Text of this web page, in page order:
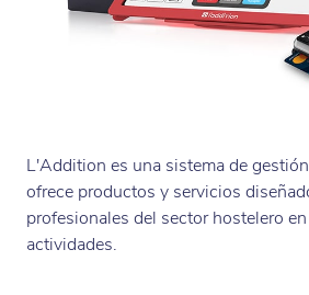
L'Addition es una sistema de
ofrece productos y servicios
profesionales del sector hostelero
actividades.